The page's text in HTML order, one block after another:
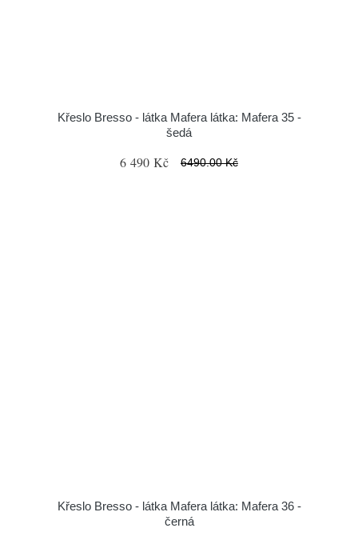
Křeslo Bresso - látka Mafera látka: Mafera 35 -
šedá
6 490 Kč 6490.00 Kč
Křeslo Bresso - látka Mafera látka: Mafera 36 -
černá